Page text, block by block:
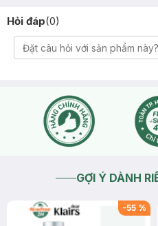
Hỏi đáp(0)
GỢI Ý DÀNH
-55 %